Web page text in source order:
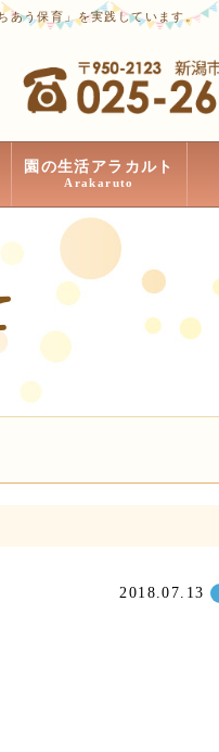
う保育」を実践しています。
園の生活アラカルト
Arakaruto
2018.07.13